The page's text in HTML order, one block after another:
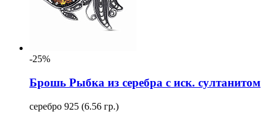
-25%
Брошь Рыбка из серебра с иск. султанитом
серебро 925 (6.56 гр.)